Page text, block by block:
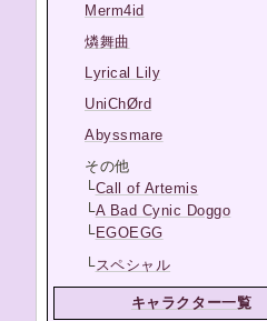
Merm4id
燐舞曲
Lyrical Lily
UniChØrd
Abyssmare
その他
└Call of Artemis
└A Bad Cynic Doggo
└EGOEGG
└スペシャル
キャラクター一覧